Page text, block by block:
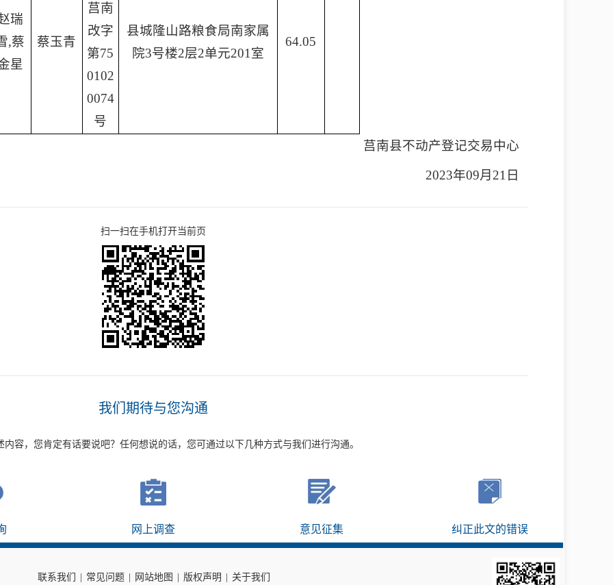
瑞
,蔡
星
蔡玉青
莒南
改字
第75
0102
0074
号
县城隆山路粮食局南家属
院3号楼2层2单元201室
64.05
莒南县不动产登记交易中心
2023年09月21日
扫一扫在手机打开当前页
我们期待与您沟通
内容，您肯定有话要说吧？任何想说的话，您可通过以下几种方式与我们进行沟通。
网上调查 意见征集 纠正此文的错误
联系我们 常见问题 网站地图 版权声明 关于我们